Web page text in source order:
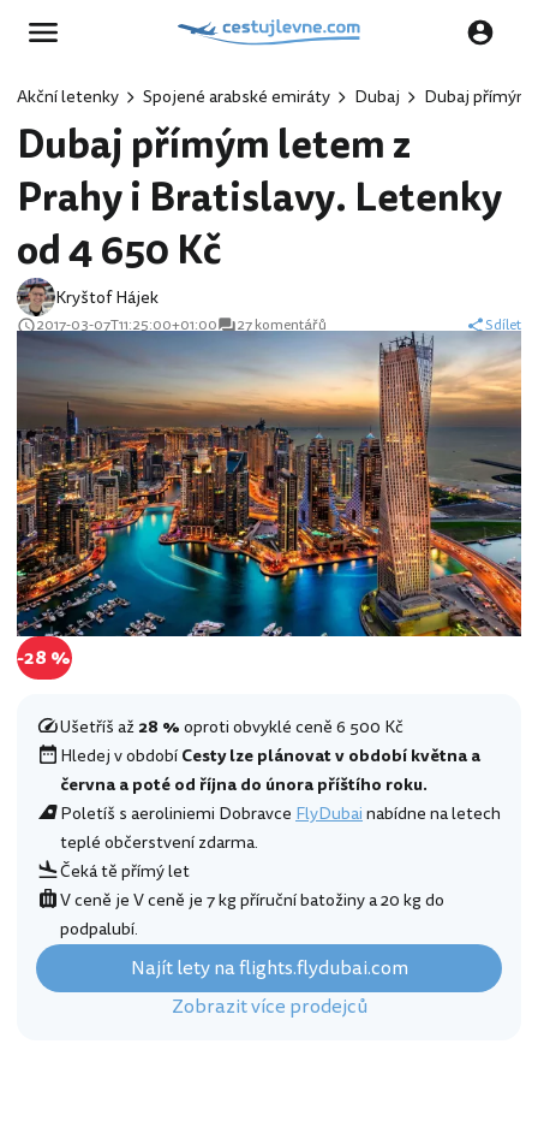
Akční letenky Spojené arabské emiráty Dubaj Dubaj přímým
Dubaj přímým letem z
Prahy i Bratislavy. Letenky
od 4 650 Kč
Kryštof Hájek
2017-03-07T11:25:00+01:00 27 komentářů Sdílet
-28 %
Ušetříš až28 %oproti obvyklé ceně 6 500 Kč
Hledej v obdobíCesty lze plánovat v období května a
června a poté od října do února příštího roku.
Poletíš s aeroliniemi DobravceFlyDubainabídne na letech
teplé občerstvení zdarma.
Čeká tě přímý let
V ceně je V ceně je 7 kg příruční batožiny a 20 kg do
podpalubí.
Najít lety na flights.flydubai.com
Zobrazit více prodejců